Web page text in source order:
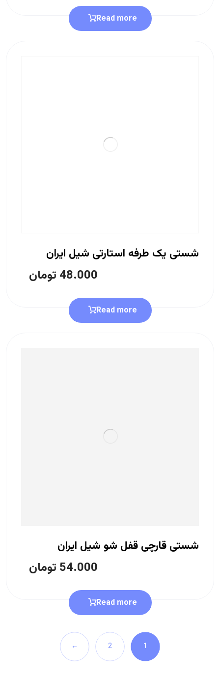
Read more
شستی یک طرفه استارتی شیل ایران
48.000 تومان
Read more
شستی قارچی قفل شو شیل ایران
54.000 تومان
Read more
1
2
←